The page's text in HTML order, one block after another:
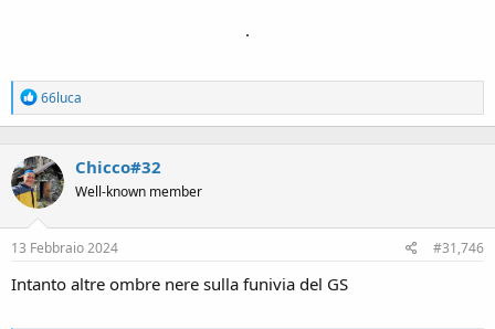
.
R
e
a
t
i
o
n
:
66luca
Chicco#32
Well-known member
13 Febbraio 2024 #31,746
Intanto altre ombre nere sulla funivia del GS